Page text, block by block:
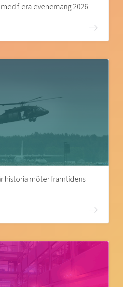
flera evenemang 2026
historia möter framtidens